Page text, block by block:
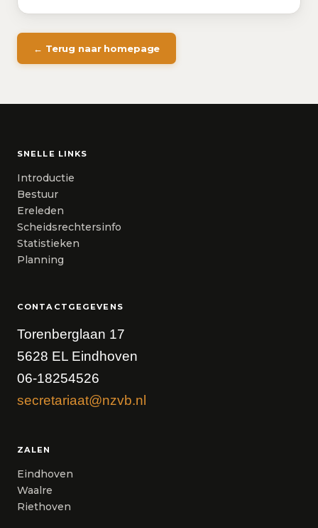
← Terug naar homepage
SNELLE LINKS
Introductie
Bestuur
Ereleden
Scheidsrechtersinfo
Statistieken
Planning
CONTACTGEGEVENS
Torenberglaan 17
5628 EL Eindhoven
06-18254526
secretariaat@nzvb.nl
ZALEN
Eindhoven
Waalre
Riethoven